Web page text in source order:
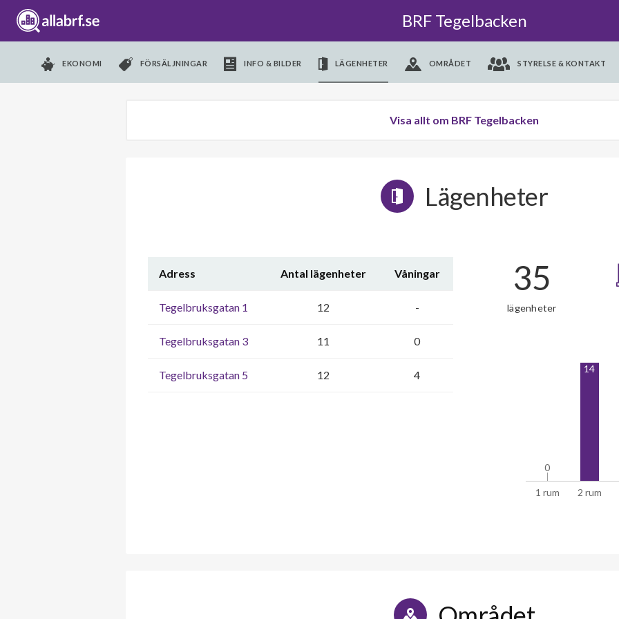
BRF Tegelbacken
EKONOMI FÖRSÄLJNINGAR INFO & BILDER LÄGENHETER OMRÅDET STYRELSE & KONTAKT
Visa allt om BRF Tegelbacken
Lägenheter
Adress Antal lägenheter Våningar
Tegelbruksgatan 1 12 -
Tegelbruksgatan 3 11 0
Tegelbruksgatan 5 12 4
35
lägenheter
1 rum 2 rum
0
0
14